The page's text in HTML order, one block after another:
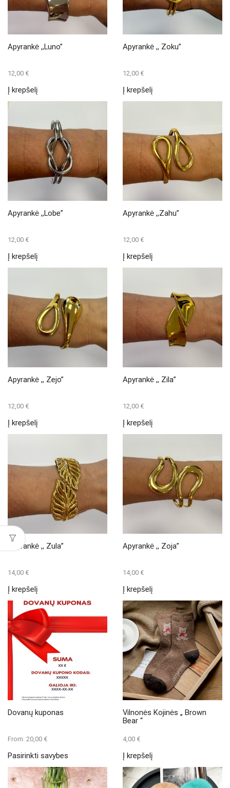
Apyrankė ,,Luno”
12,00 €
Į krepšelį
Apyrankė ,, Zoku”
12,00 €
Į krepšelį
Apyrankė ,,Lobe”
12,00 €
Į krepšelį
Apyrankė ,,Zahu”
12,00 €
Į krepšelį
Apyrankė ,, Zejo”
12,00 €
Į krepšelį
Apyrankė ,, Zila”
12,00 €
Į krepšelį
Apyrankė ,, Zula”
14,00 €
Į krepšelį
Apyrankė ,, Zoja”
14,00 €
Į krepšelį
Dovanų kuponas
From: 20,00 €
Pasirinkti savybes
has
multiple
Vilnonės Kojinės „ Brown
Bear “
4,00 €
Į krepšelį